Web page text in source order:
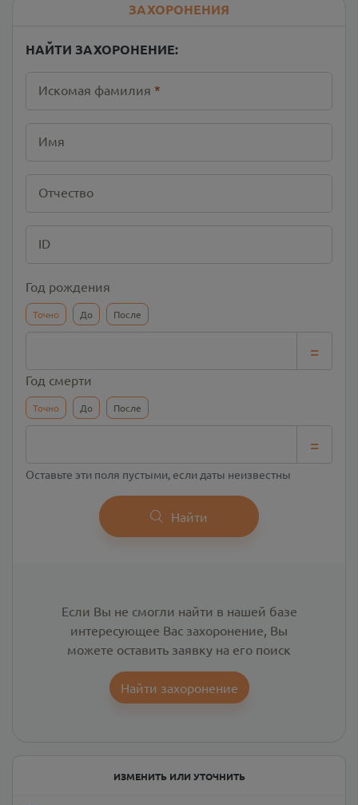
ЗАХОРОНЕНИЯ
НАЙТИ ЗАХОРОНЕНИЕ:
Искомая фамилия *
Имя
Отчество
ID
Год рождения
Точно До После
=
Год смерти
Точно До После
=
Оставьте эти поля пустыми, если даты неизвестны
Найти
Если Вы не смогли найти в нашей базе
интересующее Вас захоронение, Вы
можете оставить заявку на его поиск
Найти захоронение
ИЗМЕНИТЬ ИЛИ УТОЧНИТЬ